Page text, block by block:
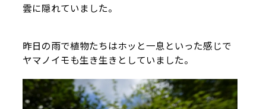
雲に隠れていました。
昨日の雨で植物たちはホッと一息といった感じで
ヤマノイモも生き生きとしていました。